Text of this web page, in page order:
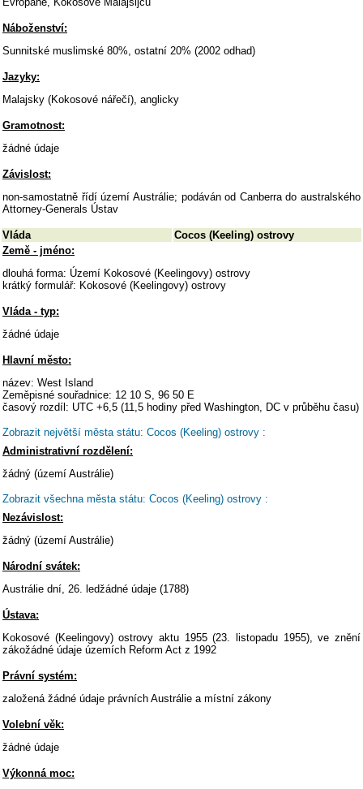
Náboženství:
Sunnitské muslimské 80%, ostatní 20% (2002 odhad)
Jazyky:
Malajsky (Kokosové nářečí), anglicky
Gramotnost:
žádné údaje
Závislost:
non-samostatně řídí území Austrálie; podáván od Canberra do australského
Attorney-Generals Ústav
Vláda
Cocos (Keeling) ostrovy
Země - jméno:
dlouhá forma: Území Kokosové (Keelingovy) ostrovy
krátký formulář: Kokosové (Keelingovy) ostrovy
Vláda - typ:
žádné údaje
Hlavní město:
název: West Island
Zeměpisné souřadnice: 12 10 S, 96 50 E
časový rozdíl: UTC +6,5 (11,5 hodiny před Washington, DC v průběhu času)
Zobrazit největší města státu: Cocos (Keeling) ostrovy :
Administrativní rozdělení:
žádný (území Austrálie)
Zobrazit všechna města státu: Cocos (Keeling) ostrovy :
Nezávislost:
žádný (území Austrálie)
Národní svátek:
Austrálie dní, 26. ledžádné údaje (1788)
Ústava:
Kokosové (Keelingovy) ostrovy aktu 1955 (23. listopadu 1955), ve znění
zákožádné údaje územích Reform Act z 1992
Právní systém:
založená žádné údaje právních Austrálie a místní zákony
Volební věk:
žádné údaje
Výkonná moc: